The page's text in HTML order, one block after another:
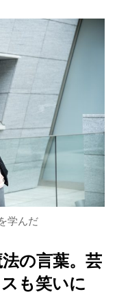
学んだ
の言葉。芸
も笑いに